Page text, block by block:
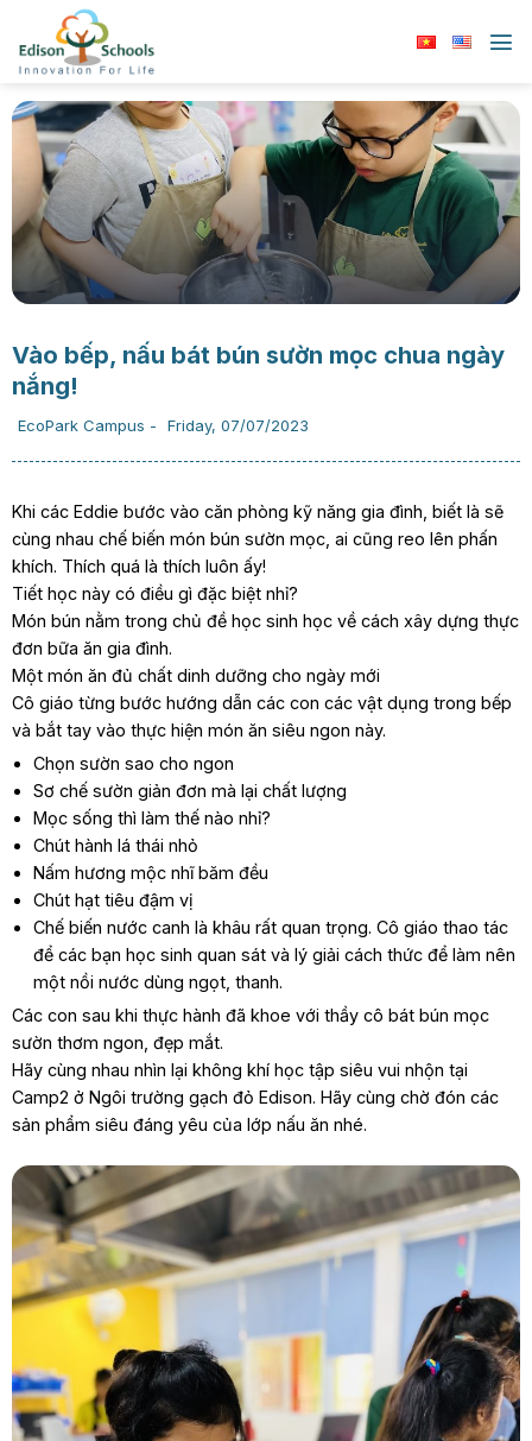
nội
Vào bếp, nấu bát bún sườn mọc chua ngày
nắng!
EcoPark Campus - Friday, 07/07/2023
Khi các Eddie bước vào căn phòng kỹ năng gia đình, biết là sẽ
cùng nhau chế biến món bún sườn mọc, ai cũng reo lên phấn
khích. Thích quá là thích luôn ấy!
Tiết học này có điều gì đặc biệt nhỉ?
Món bún nằm trong chủ đề học sinh học về cách xây dựng thực
đơn bữa ăn gia đình.
Một món ăn đủ chất dinh dưỡng cho ngày mới
Cô giáo từng bước hướng dẫn các con các vật dụng trong bếp
và bắt tay vào thực hiện món ăn siêu ngon này.
Chọn sườn sao cho ngon
Sơ chế sườn giản đơn mà lại chất lượng
Mọc sống thì làm thế nào nhỉ?
Chút hành lá thái nhỏ
Nấm hương mộc nhĩ băm đều
Chút hạt tiêu đậm vị
Chế biến nước canh là khâu rất quan trọng. Cô giáo thao tác
để các bạn học sinh quan sát và lý giải cách thức để làm nên
một nồi nước dùng ngọt, thanh.
Các con sau khi thực hành đã khoe với thầy cô bát bún mọc
sườn thơm ngon, đẹp mắt.
Hãy cùng nhau nhìn lại không khí học tập siêu vui nhộn tại
Camp2 ở Ngôi trường gạch đỏ Edison. Hãy cùng chờ đón các
sản phẩm siêu đáng yêu của lớp nấu ăn nhé.